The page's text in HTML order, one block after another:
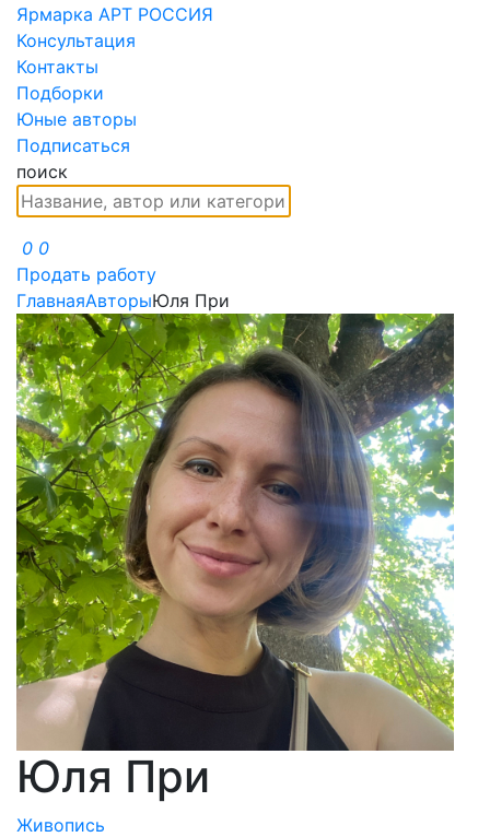
Ярмарка АРТ РОССИЯ
Консультация
Контакты
Подборки
Юные авторы
Подписаться
поиск
0 0
Продать работу
ГлавнаяАвторыЮля При
Юля При
Живопись